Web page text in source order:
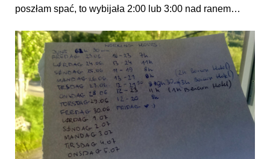
poszłam spać, to wybijała 2:00 lub 3:00 nad ranem…